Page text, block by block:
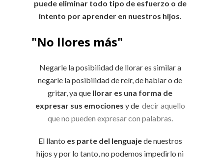
puede eliminar todo tipo de esfuerzo o de
intento por aprender en nuestros hijos.
"No llores más"
Negarle la posibilidad de llorar es similar a
negarle la posibilidad de reír, de hablar o de
gritar, ya que llorar es una forma de
expresar sus emociones y de decir aquello
que no pueden expresar con palabras.
El llanto es parte del lenguajede nuestros
hijos y por lo tanto, no podemos impedirlo ni